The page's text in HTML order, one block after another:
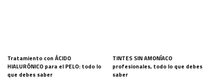
Tratamiento con ÁCIDO
HIALURÓNICO para el PELO: todo lo
que debes saber
TINTES SIN AMONÍACO
profesionales, todo lo que debes
saber